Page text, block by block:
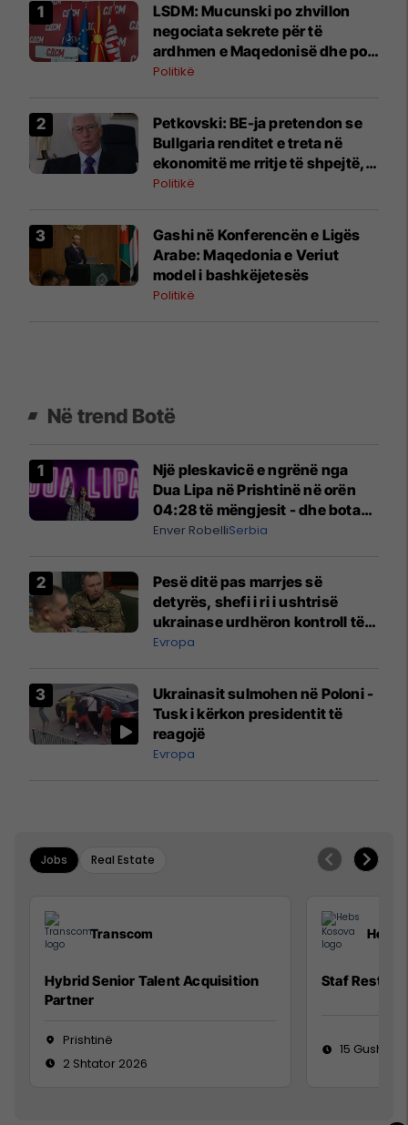
LSDM: Mucunski po zhvillon
negociata sekrete për të
ardhmen e Maqedonisë dhe po
kërkon imunitet, por nuk ka
Politikë
Petkovski: BE-ja pretendon se
Bullgaria renditet e treta në
ekonomitë me rritje të shpejtë,
ndërsa Mickoski, i cili
kundërtën
Politikë
Gashi në Konferencën e Ligës
Arabe: Maqedonia e Veriut
model i bashkëjetesës
Politikë
Në trend Botë
Një pleskavicë e ngrënë nga
Dua Lipa në Prishtinë në orën
04:28 të mëngjesit - dhe bota
digjitale serbe shpall gjendjen e
Enver RobelliSerbia
Pesë ditë pas marrjes së
detyrës, shefi i ri i ushtrisë
ukrainase urdhëron kontroll të
madh
Evropa
Ukrainasit sulmohen në Poloni -
Tusk i kërkon presidentit të
reagojë
Evropa
Jobs Real Estate
Transcom
Hybrid Senior Talent Acquisition
Partner
Prishtinë
2 Shtator 2026
Hebs
Staf
15 Gusht